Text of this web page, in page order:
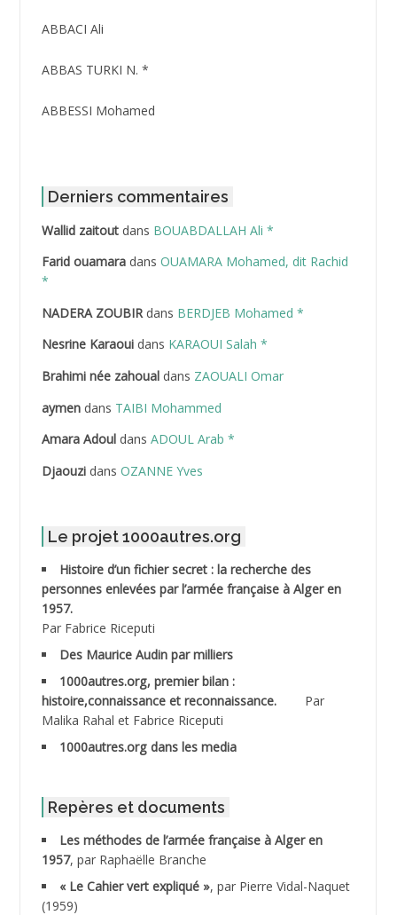
ABBACI Ali
ABBAS TURKI N. *
ABBESSI Mohamed
ABDAT Amar
ABDEDDAIM Hamid
ABDELAZIZ Mohamed
ABDELHAFID Lakhdar
ABDELLI Mohamed
ABDELLI Mohamed *
ABDELMOUMENE Ahmed
ABDESMED Mohamed ben Kaddour
ABDESSELAMI Kouider
ABDESSLEM Ahmed dit le Coiffeur
ABDOUDOU
ABID Mohamed
ABNOUN Salah
ACHACHE M.*
Derniers commentaires
Wallid zaitoutdans BOUABDALLAH Ali *
Farid ouamaradans OUAMARA Mohamed, dit Rachid
*
NADERA ZOUBIRdans BERDJEB Mohamed *
Nesrine Karaouidans KARAOUI Salah *
Brahimi née zahoualdans ZAOUALI Omar
aymendans TAIBI Mohammed
Amara Adouldans ADOUL Arab *
Djaouzidans OZANNE Yves
Le projet 1000autres.org
Histoire d’un fichier secret : la recherche des
personnes enlevées par l’armée française à Alger en
1957.
Par Fabrice Riceputi
Des Maurice Audin par milliers
1000autres.org, premier bilan :
histoire,connaissance et reconnaissance.
Par
Malika Rahal et Fabrice Riceputi
1000autres.org dans les media
Repères et documents
Les méthodes de l’armée française à Alger en
1957, par Raphaëlle Branche
« Le Cahier vert expliqué », par Pierre Vidal-Naquet
(1959)